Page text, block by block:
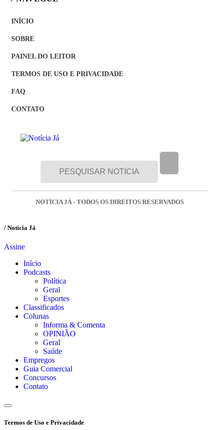
INÍCIO
SOBRE
PAINEL DO LEITOR
TERMOS DE USO E PRIVACIDADE
FAQ
CONTATO
NOTÍCIA JÁ - TODOS OS DIREITOS RESERVADOS
/ Notícia Já
Assine
Início
Podcasts
Política
Geral
Esportes
Classificados
Colunas
Informa & Comenta
OPINIÃO
Geral
Saúde
Empregos
Guia Comercial
Concursos
Contato
Termos de Uso e Privacidade